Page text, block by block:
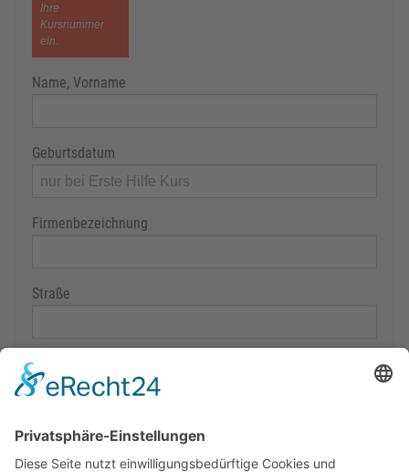
Ihre
Kursnummer
ein.
Name, Vorname
Geburtsdatum
Firmenbezeichnung
Straße
PLZ / Ort
Email